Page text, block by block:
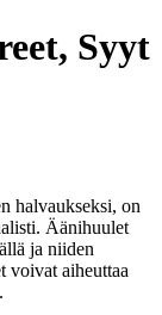
Syyt
halvaukseksi, on
Äänihuulet
ja niiden
voivat aiheuttaa